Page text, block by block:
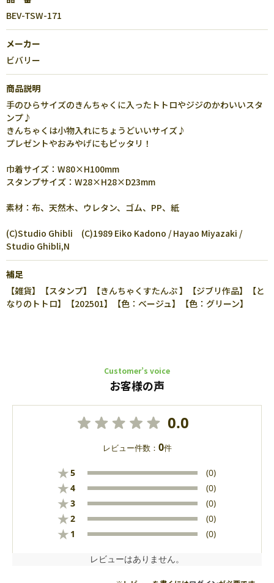
BEV-TSW-171
メーカー
ビバリー
商品説明
手のひらサイズのきんちゃくに入ったトトロやジジのかわいいスタ
ンプ♪
きんちゃくは小物入れにちょうどいいサイズ♪
プレゼントやおみやげにもピッタリ！
巾着サイズ：W80×H100mm
スタンプサイズ：W28×H28×D23mm
素材：布、天然木、ウレタン、ゴム、PP、紙
(C)Studio Ghibli (C)1989 Eiko Kadono / Hayao Miyazaki /
Studio Ghibli,N
補足
【雑貨】【スタンプ】【きんちゃくすたんぷ 】【ジブリ作品】【と
なりのトトロ】【202501】【色：ベージュ】【色：グリーン】
Customer’s voice
お客様の声
0.0
レビュー件数： 0件
★5 (0)
★4 (0)
★3 (0)
★2 (0)
★ 1 (0)
レビューはありません。